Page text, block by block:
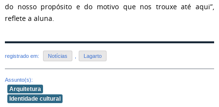
do nosso propósito e do motivo que nos trouxe até aqui”,
reflete a aluna.
registrado em: Notícias Lagarto
Assunto(s):
Arquitetura
Identidade cultural